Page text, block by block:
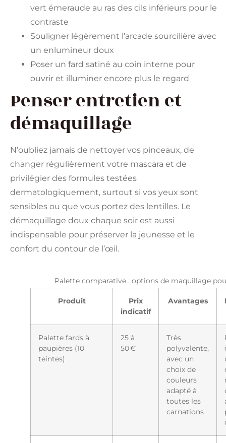
vert émeraude au ras des cils inférieurs pour le
contraste
Souligner légèrement l’arcade sourcilière avec
un enlumineur doux
Poser un fard satiné au coin interne pour
ouvrir et illuminer encore plus le regard
Penser entretien et
démaquillage
N’oubliez jamais de nettoyer vos pinceaux, de
changer régulièrement votre mascara et de
privilégier des formules testées
dermatologiquement, surtout si vos yeux sont
sensibles ou que vous portez des lentilles. Le
démaquillage doux chaque soir est aussi
indispensable pour préserver la jeunesse et le
confort du contour de l’œil.
Palette comparative : options de maquillage
Produit
Prix
indicatif
Avantages
Palette fards à
paupières (10
teintes)
25 à
50 €
Très
polyvalente,
avec un
choix de
couleurs
adapté à
toutes les
carnations